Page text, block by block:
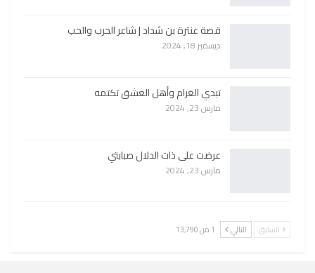
قصة عنترة بن شداد | شاعر الحرب والحب
ديسمبر 18, 2024
تبدي الغرام وأهل العشق تكتمه
مارس 23, 2024
عرضت على ذات الدلال صبابتي
مارس 23, 2024
السابق التالي 1 من 13٬790